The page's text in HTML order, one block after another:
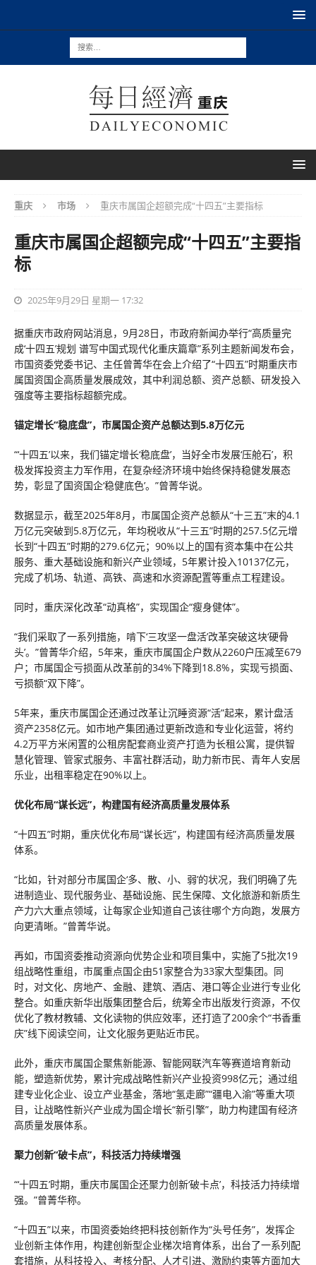
重庆 市场 重庆市属国企超额完成“十四五”主要指标
重庆市属国企超额完成“十四五”主要指
标
2025年9月29日 星期一 17:32
据重庆市政府网站消息，9月28日，市政府新闻办举行“高质量完
成‘十四五’规划 谱写中国式现代化重庆篇章”系列主题新闻发布会，
市国资委党委书记、主任曾菁华在会上介绍了“十四五”时期重庆市
属国资国企高质量发展成效，其中利润总额、资产总额、研发投入
强度等主要指标超额完成。
锚定增长“稳底盘”，市属国企资产总额达到5.8万亿元
“‘十四五’以来，我们锚定增长‘稳底盘’，当好全市发展‘压舱石’，积
极发挥投资主力军作用，在复杂经济环境中始终保持稳健发展态
势，彰显了国资国企‘稳健底色’。”曾菁华说。
数据显示，截至2025年8月，市属国企资产总额从“十三五”末的4.1
万亿元突破到5.8万亿元，年均税收从“十三五”时期的257.5亿元增
长到“十四五”时期的279.6亿元；90%以上的国有资本集中在公共
服务、重大基础设施和新兴产业领域，5年累计投入10137亿元，
完成了机场、轨道、高铁、高速和水资源配置等重点工程建设。
同时，重庆深化改革“动真格”，实现国企“瘦身健体”。
“我们采取了一系列措施，啃下‘三攻坚一盘活’改革突破这块‘硬骨
头’。”曾菁华介绍，5年来，重庆市属国企户数从2260户压减至679
户；市属国企亏损面从改革前的34%下降到18.8%，实现亏损面、
亏损额“双下降”。
5年来，重庆市属国企还通过改革让沉睡资源“活”起来，累计盘活
资产2358亿元。如市地产集团通过更新改造和专业化运营，将约
4.2万平方米闲置的公租房配套商业资产打造为长租公寓，提供智
慧化管理、管家式服务、丰富社群活动，助力新市民、青年人安居
乐业，出租率稳定在90%以上。
优化布局“谋长远”，构建国有经济高质量发展体系
“十四五”时期，重庆优化布局“谋长远”，构建国有经济高质量发展
体系。
“比如，针对部分市属国企‘多、散、小、弱’的状况，我们明确了先
进制造业、现代服务业、基础设施、民生保障、文化旅游和新质生
产力六大重点领域，让每家企业知道自己该往哪个方向跑，发展方
向更清晰。”曾菁华说。
再如，市国资委推动资源向优势企业和项目集中，实施了5批次19
组战略性重组，市属重点国企由51家整合为33家大型集团。同
时，对文化、房地产、金融、建筑、酒店、港口等企业进行专业化
整合。如重庆新华出版集团整合后，统筹全市出版发行资源，不仅
优化了教材教辅、文化读物的供应效率，还打造了200余个“书香重
庆”线下阅读空间，让文化服务更贴近市民。
此外，重庆市属国企聚焦新能源、智能网联汽车等赛道培育新动
能，塑造新优势，累计完成战略性新兴产业投资998亿元；通过组
建专业化企业、设立产业基金，落地“氢走廊”“疆电入渝”等重大项
目，让战略性新兴产业成为国企增长“新引擎”，助力构建国有经济
高质量发展体系。
聚力创新“破卡点”，科技活力持续增强
“‘十四五’时期，重庆市属国企还聚力创新‘破卡点’，科技活力持续增
强。”曾菁华称。
“十四五”以来，市国资委始终把科技创新作为“头号任务”，发挥企
业创新主体作用，构建创新型企业梯次培育体系，出台了一系列配
套措施，从科技投入、考核分配、人才引进、激励约束等方面加大